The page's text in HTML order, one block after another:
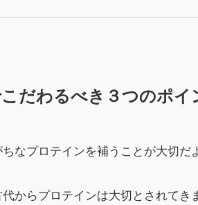
だわるべき３つのポイ
なプロテインを補うことが大切だ
からプロテインは大切とされてき